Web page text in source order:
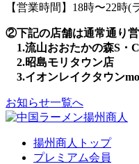
【営業時間】18時〜22時
②下記の店舗は通常通り営
1.流山おおたかの森S・
2.昭島モリタウン店
3.イオンレイクタウン
お知らせ一覧へ
揚州商人トップ
プレミアム会員